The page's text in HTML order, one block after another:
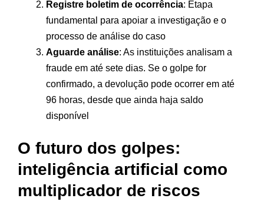
Registre boletim de ocorrência: Etapa
fundamental para apoiar a investigação e o
processo de análise do caso
Aguarde análise: As instituições analisam a
fraude em até sete dias. Se o golpe for
confirmado, a devolução pode ocorrer em até
96 horas, desde que ainda haja saldo
disponível
O futuro dos golpes:
inteligência artificial como
multiplicador de riscos